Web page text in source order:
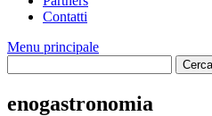
Contatti
Menu principale
enogastronomia